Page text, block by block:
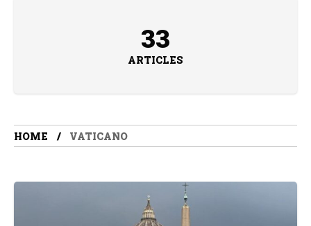
33
ARTICLES
HOME VATICANO